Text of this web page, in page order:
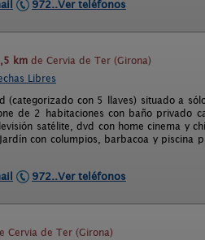
972..Ver teléfonos
km de Cervia de Ter (Girona)
Libres
con 5 llaves) situado a
de 2 habitaciones con baño privado
satélite, dvd con home cinema y
con columpios, barbacoa y piscina
972..Ver teléfonos
Cervia de Ter (Girona)